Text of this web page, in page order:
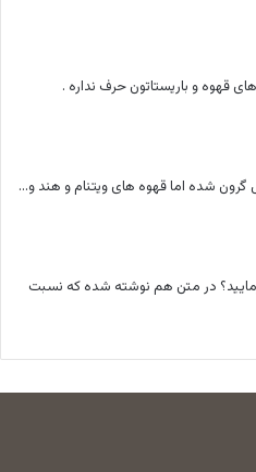
قهوه و باریستاتون حرف نداره .
گرون شده اما قهوه های ویتنام و هند و...
در متن هم نوشته شده که نسبت